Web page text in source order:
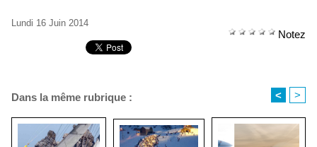
Lundi 16 Juin 2014
Notez
Dans la même rubrique : < >